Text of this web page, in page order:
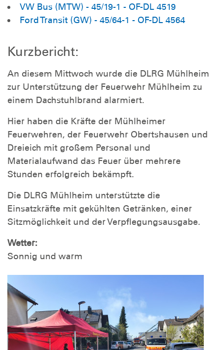
VW Bus (MTW) - 45/19-1 - OF-DL 4519
Ford Transit (GW) - 45/64-1 - OF-DL 4564
Kurzbericht:
An diesem Mittwoch wurde die DLRG Mühlheim
zur Unterstützung der Feuerwehr Mühlheim zu
einem Dachstuhlbrand alarmiert.
Hier haben die Kräfte der Mühlheimer
Feuerwehren, der Feuerwehr Obertshausen und
Dreieich mit großem Personal und
Materialaufwand das Feuer über mehrere
Stunden erfolgreich bekämpft.
Die DLRG Mühlheim unterstützte die
Einsatzkräfte mit gekühlten Getränken, einer
Sitzmöglichkeit und der Verpflegungsausgabe.
Wetter:
Sonnig und warm